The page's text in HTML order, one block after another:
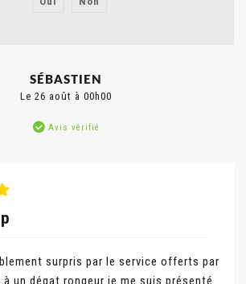
SÉBASTIEN
Le 26 août à 00h00
Avis vérifié
surpris par le service offerts par
un dégat rongeur je me suis présenté